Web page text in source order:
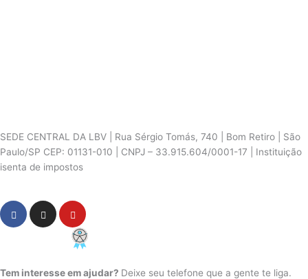
SEDE CENTRAL DA LBV | Rua Sérgio Tomás, 740 | Bom Retiro | São
Paulo/SP CEP: 01131-010 | CNPJ – 33.915.604/0001-17 | Instituição
isenta de impostos
F
a
c
o
n
s
r
Y
o
u
t
u
e
Tem interesse em ajudar? Deixe seu telefone que a gente te liga.